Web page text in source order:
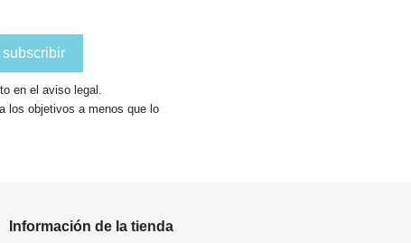
en el aviso legal.
los objetivos a menos que lo
Información de la tienda